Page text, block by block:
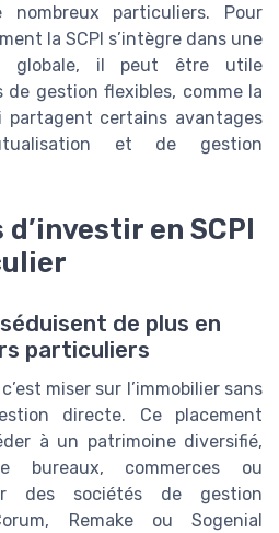
nombreux particuliers. Pour
la SCPI s’intègre dans une
globale, il peut être utile
de gestion flexibles, comme la
partagent certains avantages
et de gestion
en SCPI
de plus en
particuliers
miser sur l’immobilier sans
directe. Ce placement
à un patrimoine diversifié,
bureaux, commerces ou
des sociétés de gestion
Remake ou Sogenial